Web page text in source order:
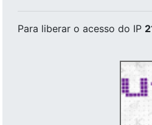
Para liberar o acesso do IP